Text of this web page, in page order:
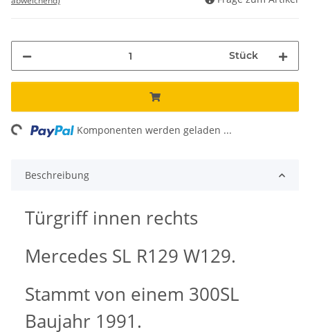
Stück
Komponenten werden geladen ...
Beschreibung
Türgriff innen rechts
Mercedes SL R129 W129.
Stammt von einem 300SL
Baujahr 1991.